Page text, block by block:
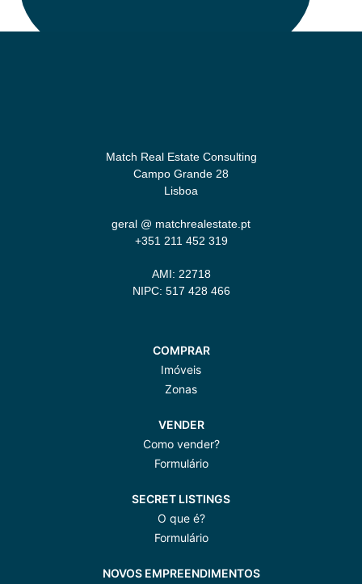
Match Real Estate Consulting
Campo Grande 28
Lisboa
geral @ matchrealestate.pt
+351 211 452 319
AMI: 22718
NIPC: 517 428 466
COMPRAR
Imóveis
Zonas
VENDER
Como vender?
Formulário
SECRET LISTINGS
O que é?
Formulário
NOVOS EMPREENDIMENTOS